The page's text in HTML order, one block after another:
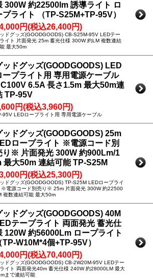
300W 約22500lm 誘導ライト ロ
プライト （TP-S25M+TP-95V）
円(税込26,400円)
ドグッズ(GOODGOODS) CB-S25M-95V LEDテー
イト 片面発光 25m 蓄光仕様 300W 約LM 複数連結
最大50m
ッドグッズ(GOODGOODS) LED
ープライト用 専用電源ケーブル
6.5A 長さ1.5m 最大50m連
TP-95V
円(税込3,960円)
95V LEDロープライト用 専用電源ケーブル
ッドグッズ(GOODGOODS) 25m
ロープライト ※電源コード別
り※ 片面発光 300W 約900Lm/1
最大50m 連結可能 TP-S25M
円(税込25,300円)
ドグッズ(GOODGOODS) TP-S25M LEDロープライ
※電源コード別売り※ 25m 片面発光 300W 約22500
複数連結可能 最大50m
ッドグッズ(GOODGOODS) 40M
テープライト 両面発光 蓄光仕
120W 約56000Lm ロープライト
TP-W10M*4個+TP-95V）
円(税込70,400円)
ドグッズ(GOODGOODS) CB-2W20M-95V LEDテー
イト 両面発光40m 蓄光仕様 240W 約28000LM 最大
まで連結可能